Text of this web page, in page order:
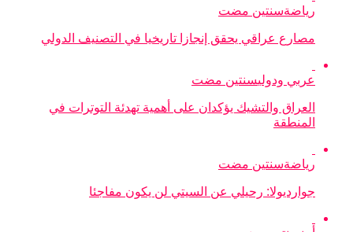
رياضةسنتين مضت
مصارع عراقي يحقق إنجازا تاريخيا في التصنيف الدولي
عربي ودوليسنتين مضت
العراق والتشيك يؤكدان على أهمية تهدئة التوترات في
المنطقة
رياضةسنتين مضت
جوارديولا: رحيلي عن السيتي لن يكون مفاجئا